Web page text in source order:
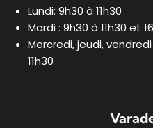
Lundi: 9h30 à 11h30
Mardi : 9h30 à 11h30 et
Mercredi, jeudi,
11h30